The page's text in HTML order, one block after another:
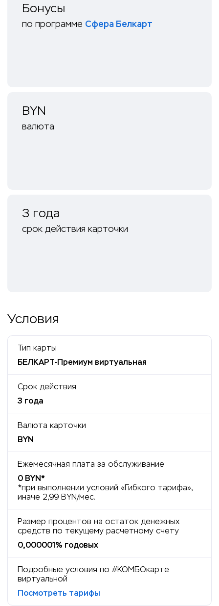
Бонусы
по программе Сфера Белкарт
BYN
валюта
3 года
срок действия карточки
Условия
Тип карты
БЕЛКАРТ-Премиум виртуальная
Срок действия
3 года
Валюта карточки
BYN
Ежемесячная плата за обслуживание
0 BYN*
*при выполнении условий «Гибкого тарифа»,
иначе 2,99 BYN/мес.
Размер процентов на остаток денежных
средств по текущему расчетному счету
0,000001% годовых
Подробные условия по #КОМБОкарте
виртуальной
Посмотреть тарифы